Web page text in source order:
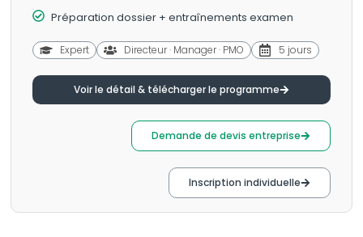
Préparation dossier + entraînements examen
Expert Directeur · Manager · PMO 5 jours
Voir le détail & télécharger le programme
Demande de devis entreprise
Inscription individuelle